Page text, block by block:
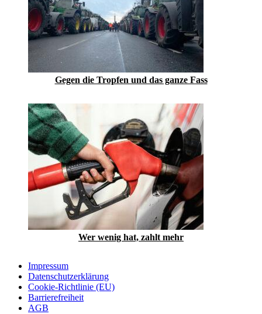
Gegen die Tropfen und das ganze Fass
Wer wenig hat, zahlt mehr
Impressum
Datenschutzerklärung
Cookie-Richtlinie (EU)
Barrierefreiheit
AGB